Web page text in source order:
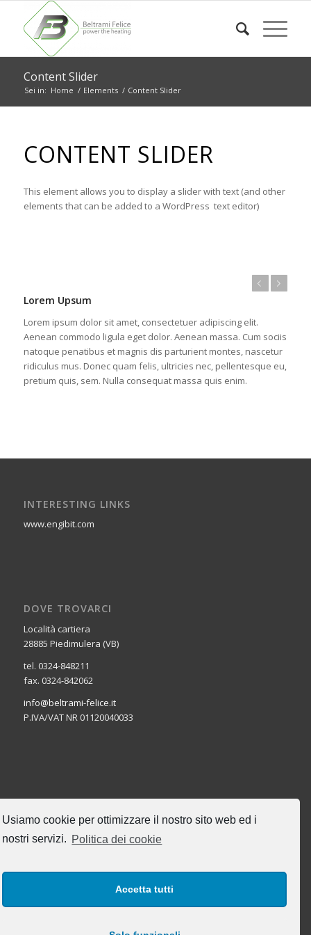
Usiamo cookie per ottimizzare il nostro sito web ed i
nostri servizi. Politica dei cookie
Accetta tutti
Content Slider
Sei in: Home / Elements / Content Slider
CONTENT SLIDER
This element allows you to display a slider with text (and other
elements that can be added to a WordPress text editor)
Lorem Upsum
Lorem ipsum dolor sit amet, consectetuer adipiscing elit.
Aenean commodo ligula eget dolor. Aenean massa. Cum sociis
natoque penatibus et magnis dis parturient montes, nascetur
ridiculus mus. Donec quam felis, ultricies nec, pellentesque eu,
pretium quis, sem. Nulla consequat massa quis enim.
INTERESTING LINKS
www.engibit.com
DOVE TROVARCI
Località cartiera
28885 Piedimulera (VB)
tel. 0324-848211
fax. 0324-842062
info@beltrami-felice.it
P.IVA/VAT NR 01120040033
CERCA NEL SITO
I NOSTRI ORARI DI UFFICIO